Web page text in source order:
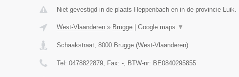
Niet gevestigd in de plaats Heppenbach en in de provincie Luik.
West-Vlaanderen» Brugge| Google maps ▼
Schaakstraat, 8000 Brugge(West-Vlaanderen)
Tel: 0478822879, Fax: -, BTW-nr: BE0840295855